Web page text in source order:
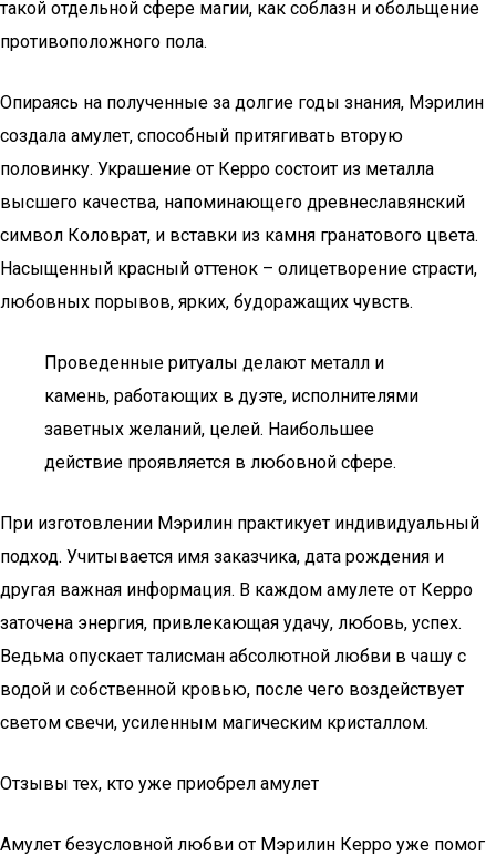
такой отдельной сфере магии, как соблазн и обольщение
противоположного пола.
Опираясь на полученные за долгие годы знания, Мэрилин
создала амулет, способный притягивать вторую
половинку. Украшение от Керро состоит из металла
высшего качества, напоминающего древнеславянский
символ Коловрат, и вставки из камня гранатового цвета.
Насыщенный красный оттенок – олицетворение страсти,
любовных порывов, ярких, будоражащих чувств.
Проведенные ритуалы делают металл и
камень, работающих в дуэте, исполнителями
заветных желаний, целей. Наибольшее
действие проявляется в любовной сфере.
При изготовлении Мэрилин практикует индивидуальный
подход. Учитывается имя заказчика, дата рождения и
другая важная информация. В каждом амулете от Керро
заточена энергия, привлекающая удачу, любовь, успех.
Ведьма опускает талисман абсолютной любви в чашу с
водой и собственной кровью, после чего воздействует
светом свечи, усиленным магическим кристаллом.
Отзывы тех, кто уже приобрел амулет
Амулет безусловной любви от Мэрилин Керро уже помог